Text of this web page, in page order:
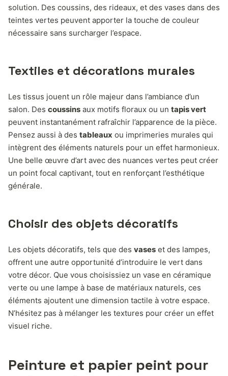
solution. Des coussins, des rideaux, et des vases dans des
teintes vertes peuvent apporter la touche de couleur
nécessaire sans surcharger l’espace.
Textiles et décorations murales
Les tissus jouent un rôle majeur dans l’ambiance d’un
salon. Des coussins aux motifs floraux ou un tapis vert
peuvent instantanément rafraîchir l’apparence de la pièce.
Pensez aussi à des tableaux ou imprimeries murales qui
intègrent des éléments naturels pour un effet harmonieux.
Une belle œuvre d’art avec des nuances vertes peut créer
un point focal captivant, tout en renforçant l’esthétique
générale.
Choisir des objets décoratifs
Les objets décoratifs, tels que des vases et des lampes,
offrent une autre opportunité d’introduire le vert dans
votre décor. Que vous choisissiez un vase en céramique
verte ou une lampe à base de matériaux naturels, ces
éléments ajoutent une dimension tactile à votre espace.
N’hésitez pas à mélanger les textures pour créer un effet
visuel riche.
Peinture et papier peint pour